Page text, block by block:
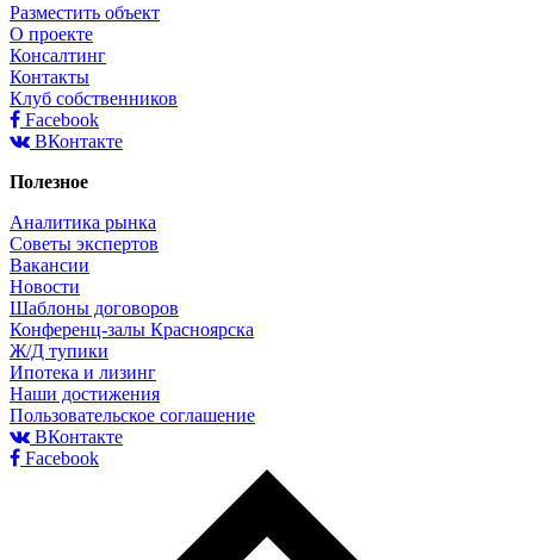
Разместить объект
О проекте
Консалтинг
Контакты
Клуб собственников
Facebook
ВКонтакте
Полезное
Аналитика рынка
Советы экспертов
Вакансии
Новости
Шаблоны договоров
Конференц-залы Красноярска
Ж/Д тупики
Ипотека и лизинг
Наши достижения
Пользовательское соглашение
ВКонтакте
Facebook